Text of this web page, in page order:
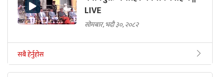
LIVE
सोमबार, भदौ ३०, २०८२
सबै हेर्नुहोस